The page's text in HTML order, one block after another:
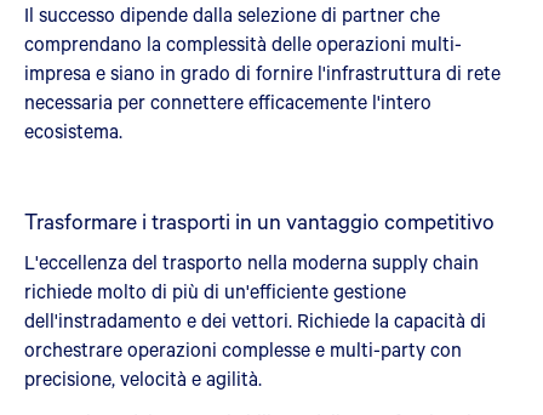
Il successo dipende dalla selezione di partner che
comprendano la complessità delle operazioni multi-
impresa e siano in grado di fornire l'infrastruttura di rete
necessaria per connettere efficacemente l'intero
ecosistema.
Trasformare i trasporti in un vantaggio competitivo
L'eccellenza del trasporto nella moderna supply chain
richiede molto di più di un'efficiente gestione
dell'instradamento e dei vettori. Richiede la capacità di
orchestrare operazioni complesse e multi-party con
precisione, velocità e agilità.